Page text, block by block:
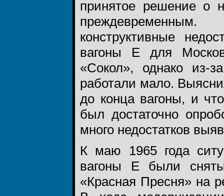
принятое решение о
преждевременным.
конструктивные
вагоны Е для
«Сокол», однако из-
работали мало.
до конца вагоны, и
был достаточно
много недостатков
К маю 1965 года
вагоны Е были
«Красная Пресня» на